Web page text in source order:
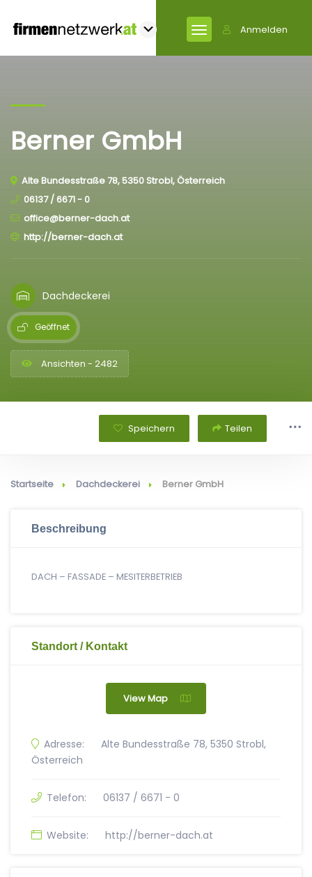
Anmelden
Berner GmbH
Alte Bundesstraße 78, 5350 Strobl, Österreich
06137 / 6671 - 0
office@berner-dach.at
http://berner-dach.at
Dachdeckerei
Geöffnet
Ansichten - 2482
Speichern Teilen
Startseite Dachdeckerei Berner GmbH
Beschreibung
DACH – FASSADE – MESITERBETRIEB
Standort / Kontakt
View Map
Adresse:
Alte Bundesstraße 78, 5350 Strobl,
Österreich
Telefon: 06137 / 6671 - 0
Website: http://berner-dach.at